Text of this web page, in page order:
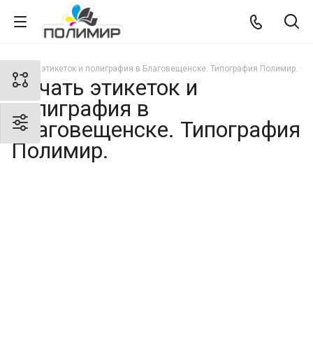
Печать этикеток и полиграфия в Благовещенске. Типография Полимир.
Печать этикеток и
полиграфия в
Благовещенске. Типография
Полимир.